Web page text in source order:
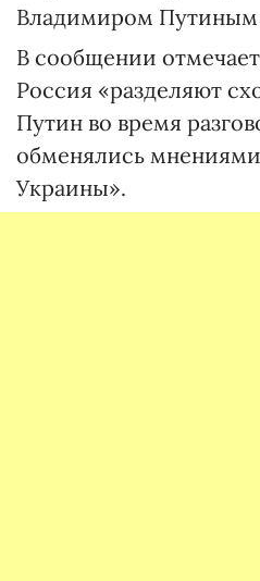
Владимиром Путиным
В сообщении
Россия «разделяют
Путин во время
обменялись
Украины».